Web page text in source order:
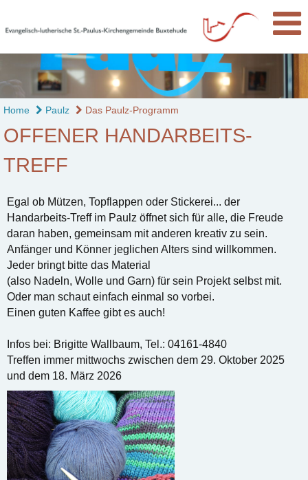
Home Paulz Das Paulz-Programm
OFFENER HANDARBEITS-
TREFF
Egal ob Mützen, Topflappen oder Stickerei... der
Handarbeits-Treff im Paulz öffnet sich für alle, die Freude
daran haben, gemeinsam mit anderen kreativ zu sein.
Anfänger und Könner jeglichen Alters sind willkommen.
Jeder bringt bitte das Material
(also Nadeln, Wolle und Garn) für sein Projekt selbst mit.
Oder man schaut einfach einmal so vorbei.
Einen guten Kaffee gibt es auch!
Infos bei: Brigitte Wallbaum, Tel.: 04161-4840
Treffen immer mittwochs zwischen dem 29. Oktober 2025
und dem 18. März 2026